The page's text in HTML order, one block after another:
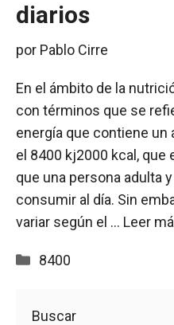
diarios
por Pablo Cirre
En el ámbito de la
con términos que se
energía que contiene un
el 8400 kj2000 kcal, que
que una persona adulta
consumir al día. Sin
variar según el … Leer
Categorías
8400
Buscar